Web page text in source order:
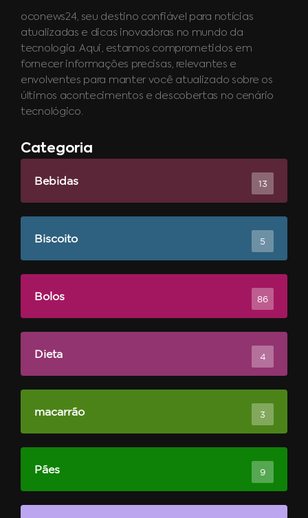
oconews24, seu destino confiável para notícias
atualizadas e dicas inovadoras no mundo da
tecnologia. Aqui, estamos comprometidos em
fornecer informações precisas, relevantes e
envolventes para manter você atualizado sobre os
últimos acontecimentos e descobertas no cenário
tecnológico.
Categoria
Bebidas 13
Biscoito 5
Bolos 86
Dieta 4
macarrão 3
Pães 9